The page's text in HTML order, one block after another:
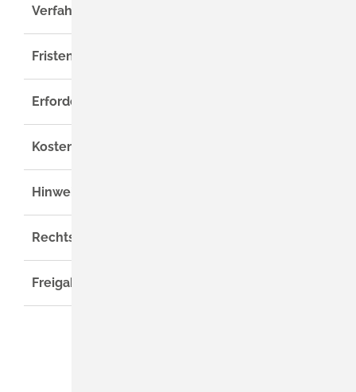
Verfahrensablauf
Fristen
Erforderliche Unterlagen
Kosten
Hinweise
Rechtsgrundlage
Freigabevermerk